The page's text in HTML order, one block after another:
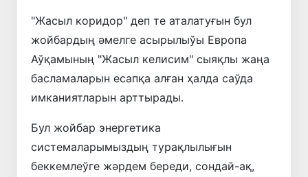
"Жасыл коридор" деп те аталатуғын бул
жойбардың әмелге асырылыўы Европа
Аўқамының "Жасыл келисим" сыяқлы жаңа
басламаларын есапқа алған ҳалда саўда
имканиятларын арттырады.
Бул жойбар энергетика
системаларымыздың турақлылығын
беккемлеўге жәрдем береди, сондай-ақ,